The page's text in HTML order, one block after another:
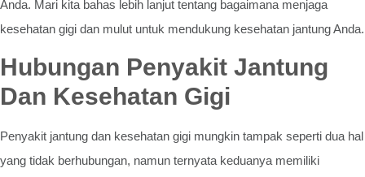
Anda. Mari kita bahas lebih lanjut tentang bagaimana menjaga
kesehatan gigi dan mulut untuk mendukung kesehatan jantung Anda.
Hubungan Penyakit Jantung
Dan Kesehatan Gigi
Penyakit jantung dan kesehatan gigi mungkin tampak seperti dua hal
yang tidak berhubungan, namun ternyata keduanya memiliki